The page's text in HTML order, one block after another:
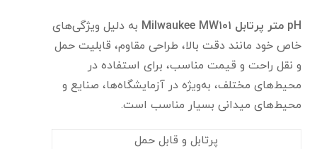
pH متر پرتابل
به دلیل ویژگی‌های
خاص خود مانند دقت بالا، طراحی مقاوم، قابلیت حمل
و نقل راحت و قیمت مناسب، برای استفاده در
محیط‌های مختلف، به‌ویژه در آزمایشگاه‌ها، صنایع و
محیط‌های میدانی بسیار مناسب است.
پرتابل و قابل حمل